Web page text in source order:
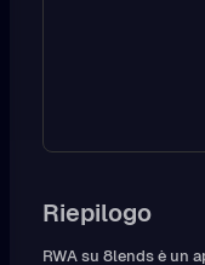
Riepilogo
RWA su 8lends è un